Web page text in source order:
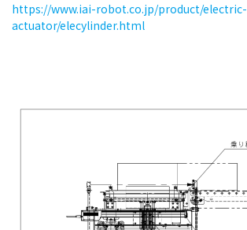
https://www.iai-robot.co.jp/product/electric-
actuator/elecylinder.html